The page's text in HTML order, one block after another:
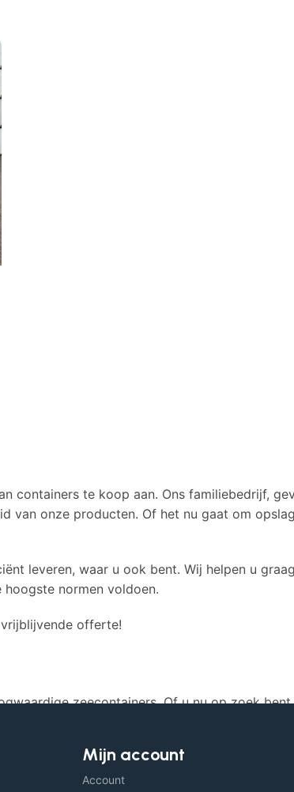
containers te koop aan. Ons familiebedrijf,
van onze producten. Of het nu gaat om
leveren, waar u ook bent. Wij helpen u
hoogste normen voldoen.
offerte!
zeecontainers. Of u nu op zoek
breed scala aan toepassingen. Vanuit onze
Mijn account
Account